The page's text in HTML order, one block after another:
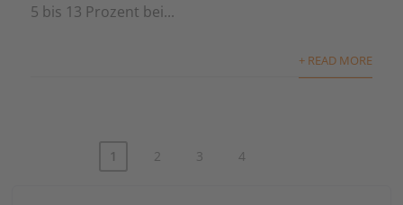
5 bis 13 Prozent bei...
+ READ MORE
Seitennummerierung
1 2 3 4